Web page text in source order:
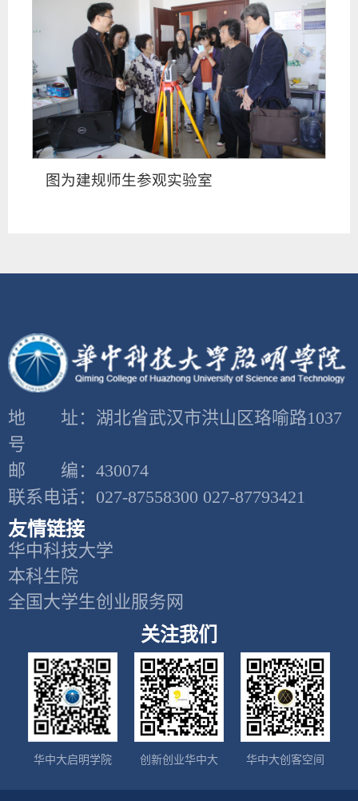
图为建规师生参观实验室
地 址：湖北省武汉市洪山区珞喻路1037
号
邮 编：430074
联系电话：027-87558300 027-87793421
友情链接
华中科技大学
本科生院
全国大学生创业服务网
关注我们
华中大启明学院 创新创业华中大 华中大创客空间